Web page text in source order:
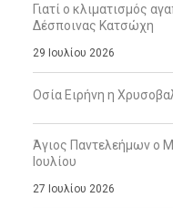
Γιατί ο κλιματισμός
Δέσποινας Κατσώχη
29 Ιουλίου 2026
Οσία Ειρήνη η
Άγιος Παντελεήμων ο
Ιουλίου
27 Ιουλίου 2026